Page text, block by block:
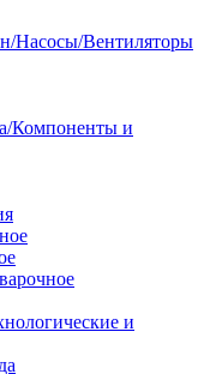
Насосы/Вентиляторы
Компоненты и
и